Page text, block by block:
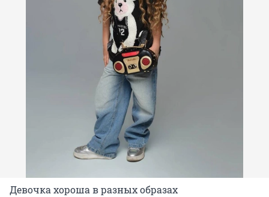
Девочка хороша в разных образах